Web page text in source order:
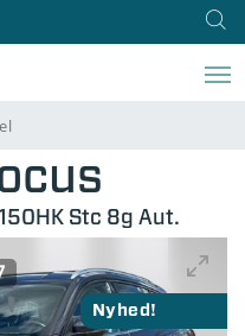
Stc 8g Aut.
Nyhed!